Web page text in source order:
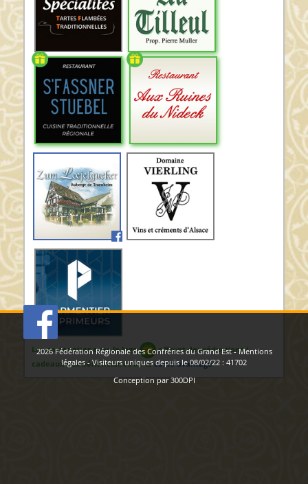
Les partenaires avec le logo
offrent des réductions /
cadeaux aux bénéficiaires de lacarte avantage
2026Fédération Régionale des Confréries du Grand Est-Mentions
légales- Visiteurs uniques depuis le 08/02/22 : 41702
Conception par300DPI